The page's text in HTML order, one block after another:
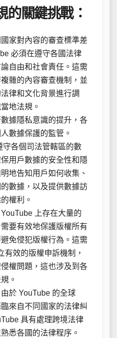
的關鍵挑戰：
家對內容的審查標準差
必須在遵守各國法律
自由和社會責任。這需
雜的內容審查機制，並
律和文化背景進行調
地法規。
數據隱私意識的提升，各
數據保護的監管。
守各個司法管轄區的數
用戶數據的安全性和隱
地告知用戶如何收集、
數據，以及提供數據訪
權利。
YouTube 上存在大量的
要有效地保護版權所有
免侵犯版權行為。這需
有效的版權申訴機制，
權問題，這也涉及到各
。
由於 YouTube 的全球
來自不同國家的法律糾
具有處理跨境法律
悉各國的法律程序。